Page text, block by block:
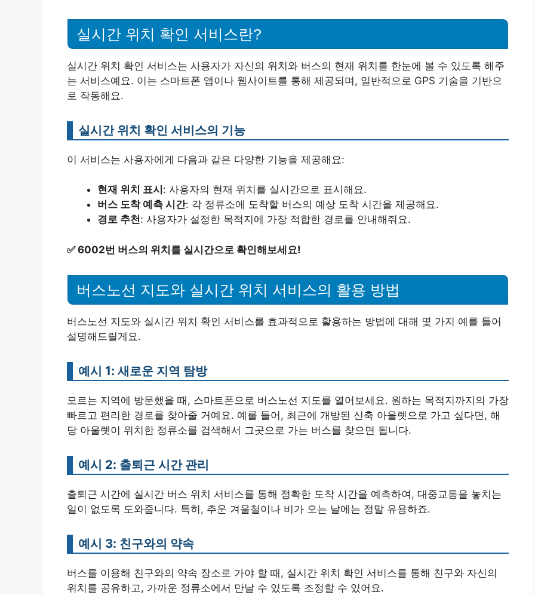
실시간 위치 확인 서비스란?
실시간 위치 확인 서비스는 사용자가 자신의 위치와 버스의 현재 위치를 한눈에 볼 수 있도록 해주
는 서비스예요. 이는 스마트폰 앱이나 웹사이트를 통해 제공되며, 일반적으로 GPS 기술을 기반으
로 작동해요.
실시간 위치 확인 서비스의 기능
이 서비스는 사용자에게 다음과 같은 다양한 기능을 제공해요:
현재 위치 표시 : 사용자의 현재 위치를 실시간으로 표시해요.
버스 도착 예측 시간: 각 정류소에 도착할 버스의 예상 도착 시간을 제공해요.
경로 추천: 사용자가 설정한 목적지에 가장 적합한 경로를 안내해줘요.
✅6002번 버스의 위치를 실시간으로 확인해보세요!
버스노선 지도와 실시간 위치 서비스의 활용 방법
버스노선 지도와 실시간 위치 확인 서비스를 효과적으로 활용하는 방법에 대해 몇 가지 예를 들어
설명해드릴게요.
예시 1: 새로운 지역 탐방
모르는 지역에 방문했을 때, 스마트폰으로 버스노선 지도를 열어보세요. 원하는 목적지까지의 가장
빠르고 편리한 경로를 찾아줄 거예요. 예를 들어, 최근에 개방된 신축 아울렛으로 가고 싶다면, 해
당 아울렛이 위치한 정류소를 검색해서 그곳으로 가는 버스를 찾으면 됩니다.
예시 2: 출퇴근 시간 관리
출퇴근 시간에 실시간 버스 위치 서비스를 통해 정확한 도착 시간을 예측하여, 대중교통을 놓치는
일이 없도록 도와줍니다. 특히, 추운 겨울철이나 비가 오는 날에는 정말 유용하죠.
예시 3: 친구와의 약속
버스를 이용해 친구와의 약속 장소로 가야 할 때, 실시간 위치 확인 서비스를 통해 친구와 자신의
위치를 공유하고, 가까운 정류소에서 만날 수 있도록 조정할 수 있어요.